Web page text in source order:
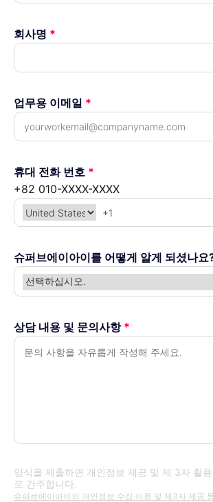
회사명 *
업무용 이메일 *
휴대 전화 번호 *
+82 010-XXXX-XXXX
슈퍼브에이아이를 어떻게 알게 되셨나요
상담 내용 및 문의사항 *
양식을 제출하면 개인정보 제공 및 제 3자 활
로 간주합니다.
슈퍼브에이아이의 개인정보 수집·이용 및 제3자 제공